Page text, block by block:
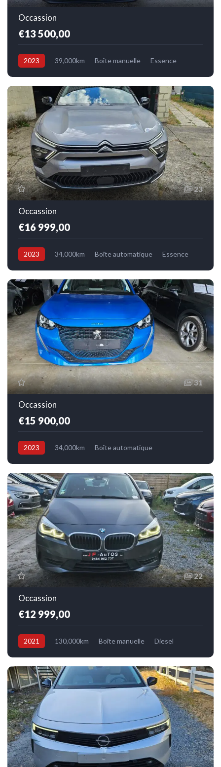
Occassion
€13 500,00
2023 39,000km Boîte manuelle
Essence
23
Occassion
€16 999,00
2023 34,000km Boîte automatique
Essence
31
Occassion
€15 900,00
2023 34,000km
Boîte automatique
22
Occassion
€12 999,00
2021 130,000km Boîte manuelle
Diesel